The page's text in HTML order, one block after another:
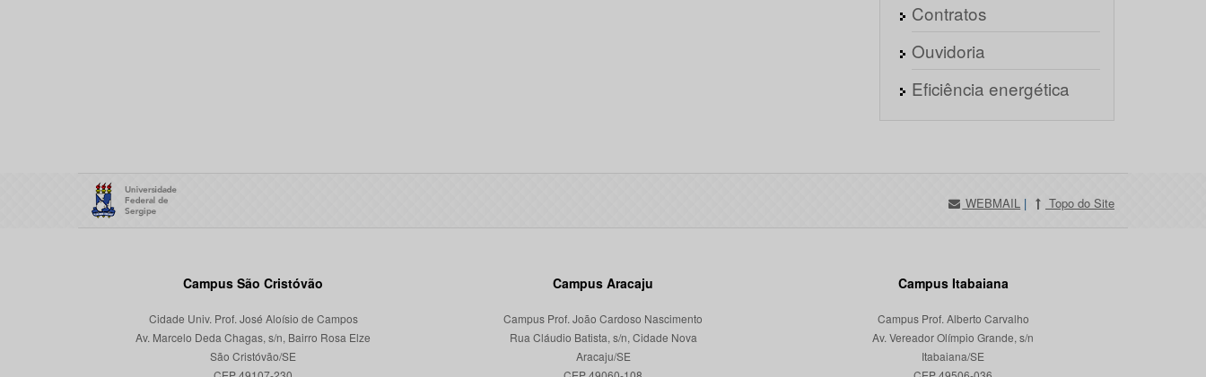
Contratos
Ouvidoria
Eficiência energética
WEBMAIL | Topo do Site
Campus São Cristóvão
Cidade Univ. Prof. José Aloísio de Campos
Av. Marcelo Deda Chagas, s/n, Bairro Rosa Elze
São Cristóvão/SE
Campus Aracaju
Campus Prof. João Cardoso Nascimento
Rua Cláudio Batista, s/n, Cidade Nova
Aracaju/SE
Campus Itabaiana
Campus Prof. Alberto Carvalho
Av. Vereador Olímpio Grande, s/n
Itabaiana/SE